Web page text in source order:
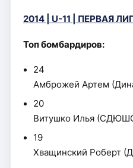
2014 | U-11 | ПЕРВАЯ
Топ бомбардиров:
24
Амброжей Артем
20
Витушко Илья
19
Хващинский Роберт